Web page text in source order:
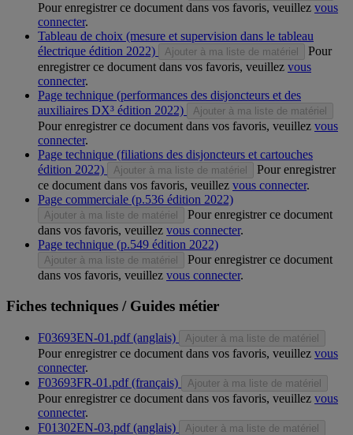
Pour enregistrer ce document dans vos favoris, veuillez vous
connecter.
Tableau de choix (mesure et supervision dans le tableau
électrique édition 2022)
Ajouter à ma liste de matériel
Pour
enregistrer ce document dans vos favoris, veuillez vous
connecter.
Page technique (performances des disjoncteurs et des
auxiliaires DX³ édition 2022)
Ajouter à ma liste de matériel
Pour enregistrer ce document dans vos favoris, veuillez vous
connecter.
Page technique (filiations des disjoncteurs et cartouches
édition 2022)
Ajouter à ma liste de matériel
Pour enregistrer
ce document dans vos favoris, veuillez vous connecter.
Page commerciale (p.536 édition 2022)
Ajouter à ma liste de matériel
Pour enregistrer ce document
dans vos favoris, veuillez vous connecter.
Page technique (p.549 édition 2022)
Ajouter à ma liste de matériel
Pour enregistrer ce document
dans vos favoris, veuillez vous connecter.
Fiches techniques / Guides métier
F03693EN-01.pdf (anglais) Ajouter à ma liste de matériel
Pour enregistrer ce document dans vos favoris, veuillez vous
connecter.
F03693FR-01.pdf (français)
Ajouter à ma liste de matériel
Pour enregistrer ce document dans vos favoris, veuillez vous
connecter.
F01302EN-03.pdf (anglais)
Ajouter à ma liste de matériel